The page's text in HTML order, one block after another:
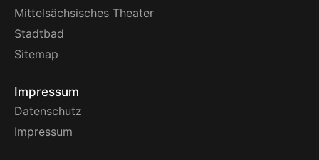
Mittelsächsisches Theater
Stadtbad
Sitemap
Impressum
Datenschutz
Impressum